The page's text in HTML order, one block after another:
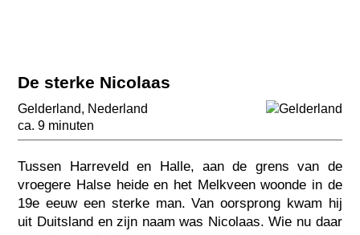
De sterke Nicolaas
Gelderland, Nederland
ca. 9 minuten
Tussen Harreveld en Halle, aan de grens van de
vroegere Halse heide en het Melkveen woonde in de
19e eeuw een sterke man. Van oorsprong kwam hij
uit Duitsland en zijn naam was Nicolaas. Wie nu daar